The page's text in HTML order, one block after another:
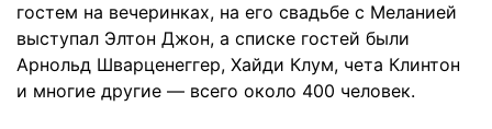
гостем на вечеринках, на его свадьбе с Меланией
выступал Элтон Джон, а списке гостей были
Арнольд Шварценеггер, Хайди Клум, чета Клинтон
и многие другие — всего около 400 человек.